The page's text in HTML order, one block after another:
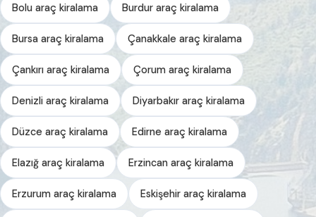
Bolu araç kiralama Burdur araç kiralama
Bursa araç kiralama Çanakkale araç kiralama
Çankırı araç kiralama Çorum araç kiralama
Denizli araç kiralama Diyarbakır araç kiralama
Düzce araç kiralama Edirne araç kiralama
Elazığ araç kiralama Erzincan araç kiralama
Erzurum araç kiralama Eskişehir araç kiralama